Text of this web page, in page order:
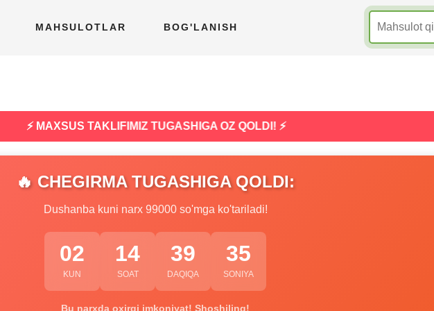
MAHSULOTLAR BOG'LANISH
⚡ MAXSUS TAKLIFIMIZ TUGASHIGA OZ QOLDI! ⚡
🔥 CHEGIRMA TUGASHIGA QOLDI:
Dushanba kuni narx 99000 so'mga ko'tariladi!
02
KUN
14
SOAT
39
DAQIQA
34
SONIYA
Bu narxda oxirgi imkoniyat! Shoshiling!